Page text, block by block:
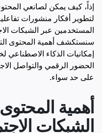
إذاً، كيف يمكن لصانعي
لتطوير أفكار منشورات
المستخدمين عبر الشبكات
سنستكشف أهمية المحتوى
إمكانيات الذكاء الاصطناعي
الحضور الرقمي والتواصل
على حد سواء.
أهمية
الشبكات